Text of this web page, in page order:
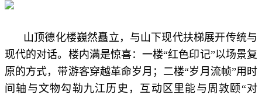
山顶德化楼巍然矗立，与山下现代扶梯展开传统与
现代的对话。楼内满是惊喜：一楼“红色印记”以场景复
原的方式，带游客穿越革命岁月；二楼“岁月流帧”用时
间轴与文物勾勒九江历史，互动区里能与周敦颐“对